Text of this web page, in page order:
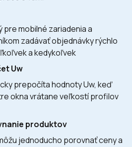
pre mobilné zariadenia a
zadávať objednávky rýchlo
a kedykoľvek
Uw
prepočíta hodnoty Uw, keď
okna vrátane veľkostí profilov
produktov
jednoducho porovnať ceny a